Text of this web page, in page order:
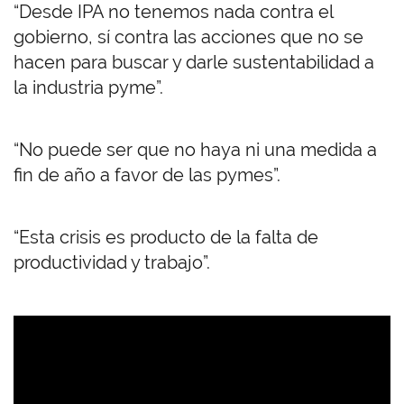
“Desde IPA no tenemos nada contra el
gobierno, sí contra las acciones que no se
hacen para buscar y darle sustentabilidad a
la industria pyme”.
“No puede ser que no haya ni una medida a
fin de año a favor de las pymes”.
“Esta crisis es producto de la falta de
productividad y trabajo”.